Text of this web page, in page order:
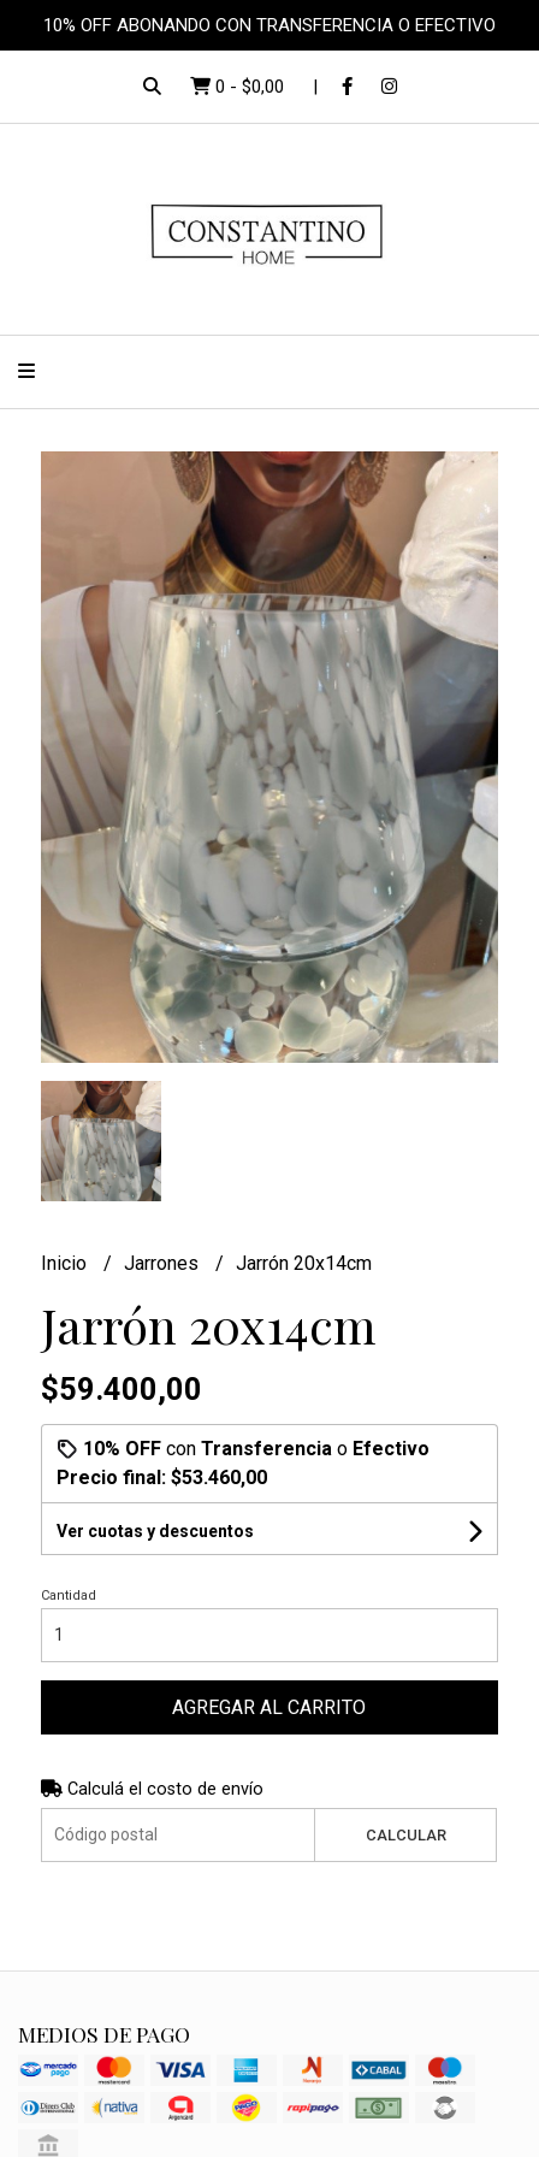
10% OFF ABONANDO CON TRANSFERENCIA O EFECTIVO
0 - $0,00
Inicio Jarrones Jarrón 20x14cm
Jarrón 20x14cm
$59.400,00
10% OFFcon Transferencia o Efectivo
Precio final: $53.460,00
Ver cuotas y descuentos
Cantidad
AGREGAR AL CARRITO
Calculá el costo de envío
CALCULAR
MEDIOS DE PAGO